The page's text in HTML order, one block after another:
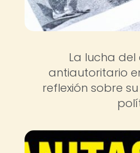
La lucha
antiautoritario
reflexión sobre